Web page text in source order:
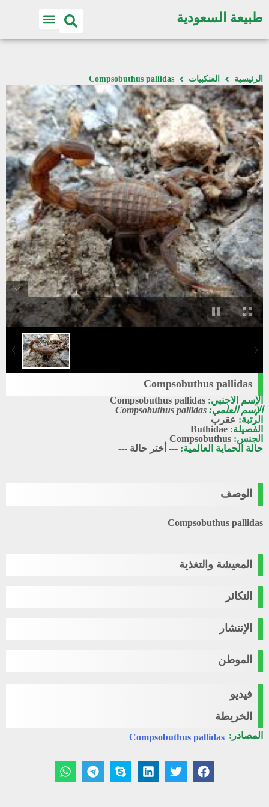
طبيعة السعودية
الرئيسية العنكبيات Compsobuthus pallidas
Compsobuthus pallidas
الإسم الاجنبي: Compsobuthus pallidas
الإسم العلمي: Compsobuthus pallidas
الرتبة: عقرب
الفصيلة: Buthidae
الجنس: Compsobuthus
حالة الحماية العالمية: --- أختر حالة ---
الوصف
Compsobuthus pallidas
المعيشة والتغذية
التكائر
الإنتشار
الموطن
فيديو
الخريطة
المصادر: Compsobuthus pallidas